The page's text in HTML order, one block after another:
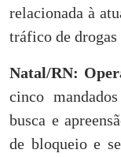
relacionada à
tráfico de
Natal/RN:
cinco
busca e
de bloqueio e